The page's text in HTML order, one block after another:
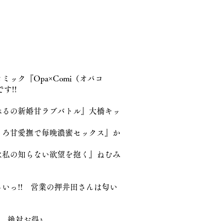
ック『Opa×Comi（オパコ
す!!
の新婚甘ラブバトル』大橋キッ
甘愛撫で毎晩濃蜜セックス』か
の知らない欲望を抱く』ねむみ
いっ!! 営業の押井田さんは匂い